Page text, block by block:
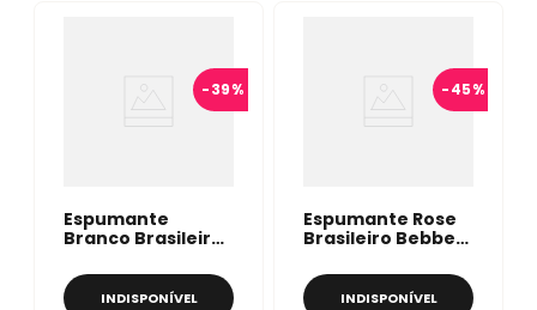
-39%
Espumante
Branco Brasileiro
750ml
INDISPONÍVEL
-45%
Espumante Rose
Brasileiro Bebber
INDISPONÍVEL